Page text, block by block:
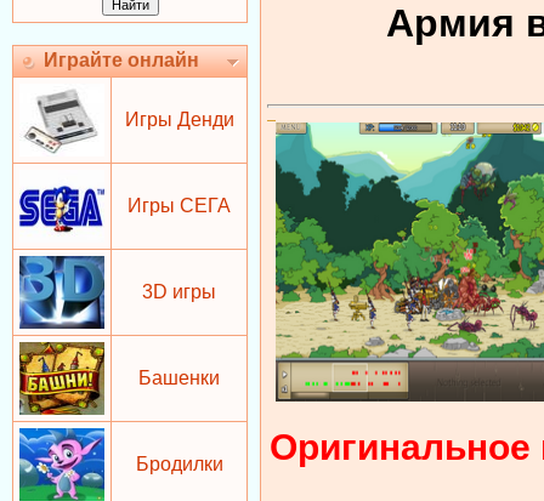
Играйте онлайн
Игры Денди
Игры СЕГА
3D игры
Башенки
Бродилки
Армия
Оригинальное